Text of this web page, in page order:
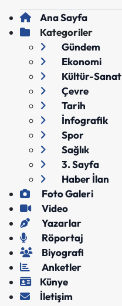
Ana Sayfa
Kategoriler
Gündem
Ekonomi
Kültür-Sanat
Çevre
Tarih
İnfografik
Spor
Sağlık
3. Sayfa
Haber İlan
Foto Galeri
Video
Yazarlar
Röportaj
Biyografi
Anketler
Künye
İletişim